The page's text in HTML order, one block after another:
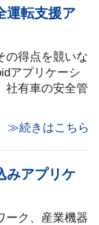
運転支援ア
の得点を競いな
アプリケーシ
社有車の安全管
≫続きはこちら
みアプリケ
ーク、産業機器